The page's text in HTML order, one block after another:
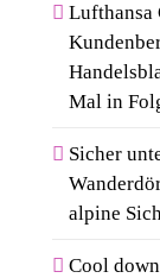
Lufthansa
Mal in
Sicher
alpine
Cool